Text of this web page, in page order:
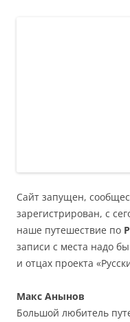
Сайт запущен,
зарегистрирован, с
наше путешествие по
записи с места надо
и отцах проекта
Макс Анынов
Большой любитель